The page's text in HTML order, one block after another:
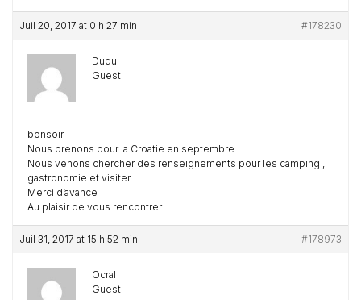
Juil 20, 2017 at 0 h 27 min #178230
Dudu
Guest
bonsoir
Nous prenons pour la Croatie en septembre
Nous venons chercher des renseignements pour les camping ,
gastronomie et visiter
Merci d’avance
Au plaisir de vous rencontrer
Juil 31, 2017 at 15 h 52 min #178973
Ocral
Guest